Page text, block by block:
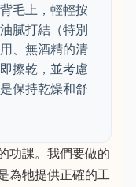
毛上，輕輕按
膩打結（特別
、無酒精的清
擦乾，並考慮
保持乾燥和舒
功課。我們要做的
為牠提供正確的工